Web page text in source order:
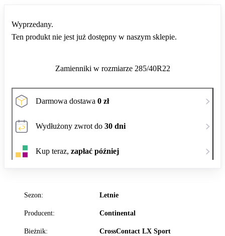
Sezon: Letnie
Producent: Continental
Bieżnik: CrossContact LX Sport
Wyprzedany.
Ten produkt nie jest już dostępny w naszym sklepie.
Zamienniki w rozmiarze 285/40R22
Darmowa dostawa 0 zł
Wydłużony zwrot do 30 dni
Kup teraz, zapłać później